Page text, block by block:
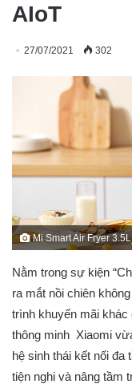
AIoT
27/07/2021 302
Mi Smart Air Fryer
Nằm trong sự kiện
ra mắt nồi chiên
trình khuyến mãi khác
thông minh Xiaomi
hệ sinh thái kết nối đa
tiện nghi và nâng tầm